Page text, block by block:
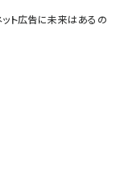
ト広告に未来はあるの